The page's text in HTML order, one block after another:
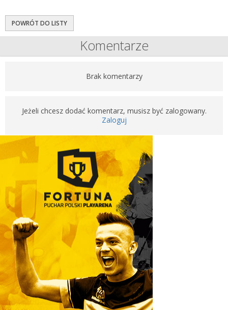
POWRÓT DO LISTY
Komentarze
Brak komentarzy
Jeżeli chcesz dodać komentarz, musisz być zalogowany.
Zaloguj